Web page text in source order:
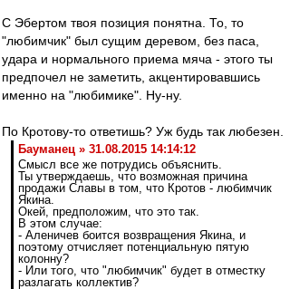
С Эбертом твоя позиция понятна. То, то
"любимчик" был сущим деревом, без паса,
удара и нормального приема мяча - этого ты
предпочел не заметить, акцентировавшись
именно на "любимике". Ну-ну.
По Кротову-то ответишь? Уж будь так любезен.
Бауманец » 31.08.2015 14:14:12
Смысл все же потрудись объяснить.
Ты утверждаешь, что возможная причина
продажи Славы в том, что Кротов - любимчик
Якина.
Окей, предположим, что это так.
В этом случае:
- Аленичев боится возвращения Якина, и
поэтому отчисляет потенциальную пятую
колонну?
- Или того, что "любимчик" будет в отместку
разлагать коллектив?